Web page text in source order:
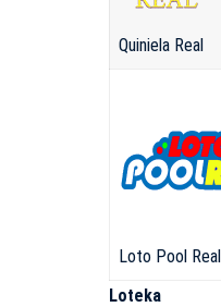
Quiniela Real
Loto Pool Real
Loteka